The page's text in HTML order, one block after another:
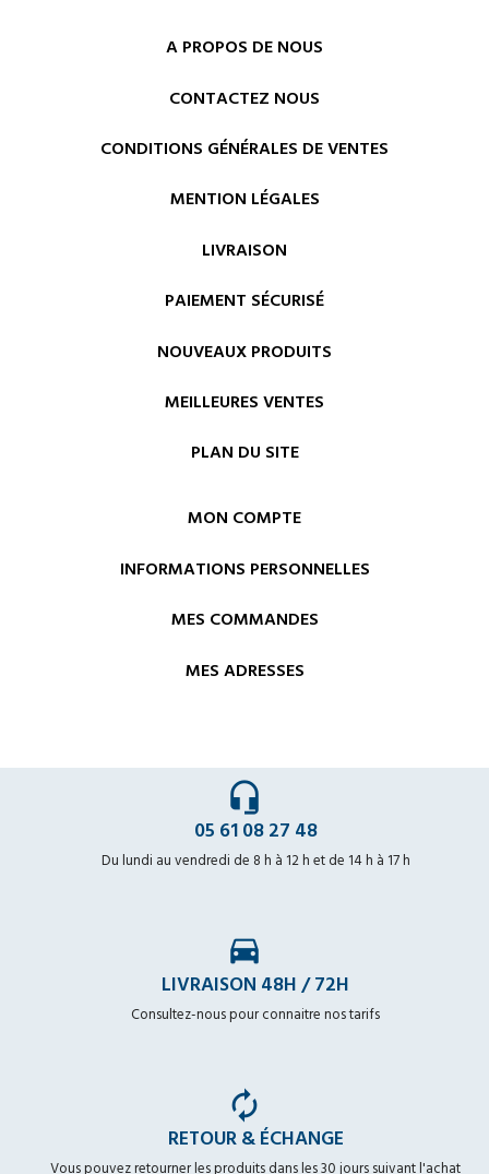
A PROPOS DE NOUS
CONTACTEZ NOUS
CONDITIONS GÉNÉRALES DE VENTES
MENTION LÉGALES
LIVRAISON
PAIEMENT SÉCURISÉ
NOUVEAUX PRODUITS
MEILLEURES VENTES
PLAN DU SITE
MON COMPTE
INFORMATIONS PERSONNELLES
MES COMMANDES
MES ADRESSES
headset_mic
05 61 08 27 48
Du lundi au vendredi de 8 h à 12 h et de 14 h à 17 h
time_to_leave
LIVRAISON 48H / 72H
Consultez-nous pour connaitre nos tarifs
autorenew
RETOUR & ÉCHANGE
Vous pouvez retourner les produits dans les 30 jours suivant l'achat